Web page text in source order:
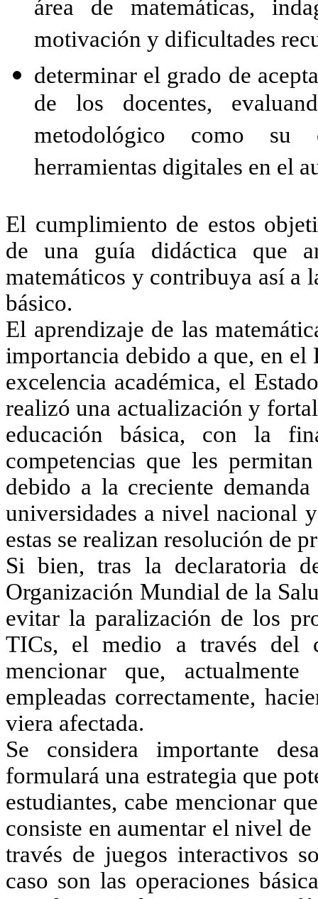
área de matemáticas,
motivación y dificultades
determinar el grado de
de los docentes,
metodológico como su
herramientas digitales en el
El cumplimiento de estos
de una guía didáctica que
matemáticos y contribuya así a
básico.
El aprendizaje de las
importancia debido a que, en
excelencia académica, el
realizó una actualización y
educación básica, con la
competencias que les
debido a la creciente
universidades a nivel nacional
estas se realizan resolución de
Si bien, tras la declaratoria
Organización Mundial de la
evitar la paralización de los
TICs, el medio a través del
mencionar que,
empleadas correctamente,
viera afectada.
Se considera importante
formulará una estrategia que
estudiantes, cabe mencionar
consiste en aumentar el nivel
través de juegos interactivos
caso son las operaciones